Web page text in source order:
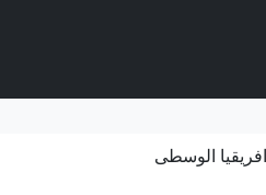
الوسطى